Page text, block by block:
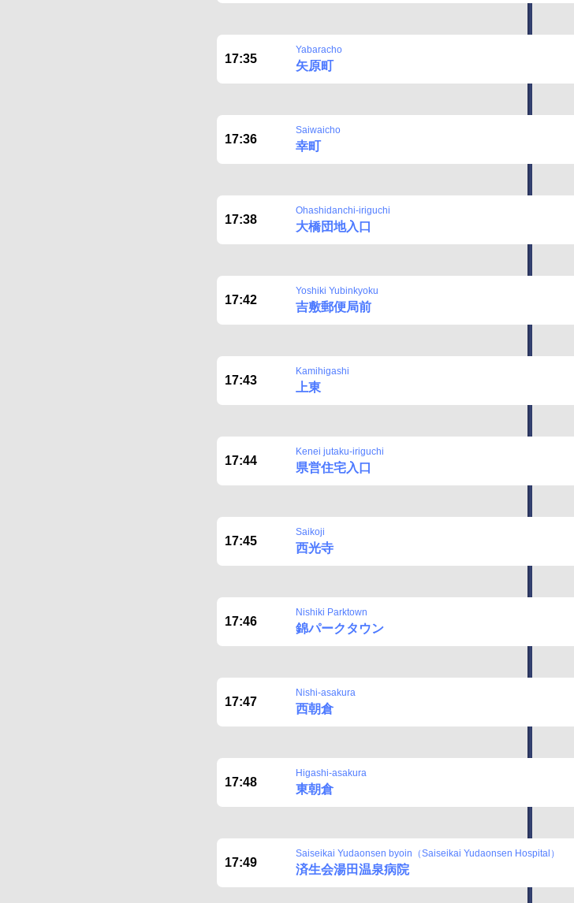
17:35
Yabaracho
矢原町
17:36
Saiwaicho
幸町
17:38
Ohashidanchi-iriguchi
大橋団地入口
17:42
Yoshiki Yubinkyoku
吉敷郵便局前
17:43
Kamihigashi
上東
17:44
Kenei jutaku-iriguchi
県営住宅入口
17:45
Saikoji
西光寺
17:46
Nishiki Parktown
錦パークタウン
17:47
Nishi-asakura
西朝倉
17:48
Higashi-asakura
東朝倉
17:49
Saiseikai Yudaonsen byoin（Saiseikai Yudaonsen Hospital）
済生会湯田温泉病院